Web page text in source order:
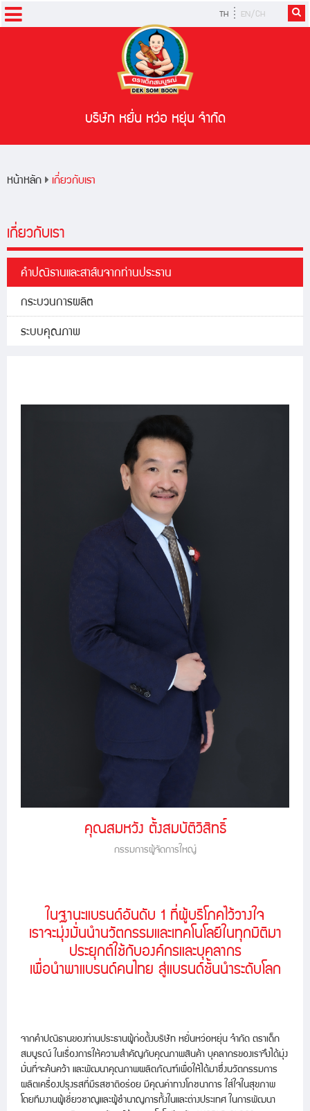
TH EN/CH
บริษัท หยั่น หว่อ หยุ่น จำกัด
หน้าหลัก เกี่ยวกับเรา
เกี่ยวกับเรา
คำปณิธานและสาส์นจากท่านประธาน
กระบวนการผลิต
ระบบคุณภาพ
คุณสมหวัง ตั้งสมบัติวิสิทธิ์
กรรมการผู้จัดการใหญ่
ในฐานะแบรนด์อันดับ 1 ที่ผู้บริโภคไว้วางใจ
เราจะมุ่งมั่นนำนวัตกรรมและเทคโนโลยีในทุกมิติมา
ประยุกต์ใช้กับองค์กรและบุคลากร
เพื่อนำพาแบรนด์คนไทย สู่แบรนด์ชั้นนำระดับโลก
จากคำปณิธานของท่านประธานผู้ก่อตั้งบริษัท หยั่นหว่อหยุ่น จำกัด ตราเด็ก
สมบูรณ์ ในเรื่องการให้ความสำคัญกับคุณภาพสินค้า บุคลากรของเราจึงได้มุ่ง
มั่นที่จะค้นคว้า และพัฒนาคุณภาพผลิตภัณฑ์เพื่อให้ได้มาซึ่งนวัตกรรมการ
ผลิตเครื่องปรุงรสที่มีรสชาติอร่อย มีคุณค่าทางโภชนาการ ใส่ใจในสุขภาพ
โดยทีมงานผู้เชี่ยวชาญและผู้ชำนาญการทั้งในและต่างประเทศ ในการพัฒนา
หน้าหลัก